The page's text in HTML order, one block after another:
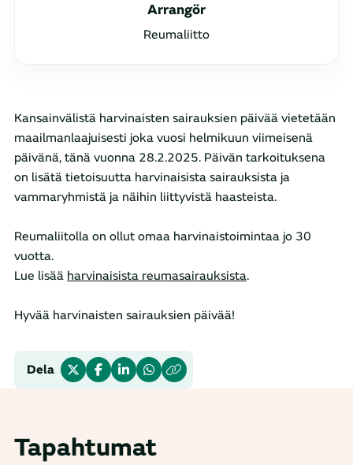
Arrangör
Reumaliitto
Kansainvälistä harvinaisten sairauksien päivää vietetään
maailmanlaajuisesti joka vuosi helmikuun viimeisenä
päivänä, tänä vuonna 28.2.2025. Päivän tarkoituksena
on lisätä tietoisuutta harvinaisista sairauksista ja
vammaryhmistä ja näihin liittyvistä haasteista.
Reumaliitolla on ollut omaa harvinaistoimintaa jo 30
vuotta.
Lue lisää harvinaisista reumasairauksista.
Hyvää harvinaisten sairauksien päivää!
Dela
Tapahtumat